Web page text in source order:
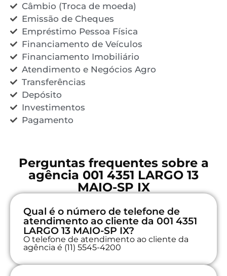
Câmbio (Troca de moeda)
Emissão de Cheques
Empréstimo Pessoa Física
Financiamento de Veículos
Financiamento Imobiliário
Atendimento e Negócios Agro
Transferências
Depósito
Investimentos
Pagamento
Perguntas frequentes sobre a
agência 001 4351 LARGO 13
MAIO-SP IX
Qual é o número de telefone de
atendimento ao cliente da 001 4351
LARGO 13 MAIO-SP IX?
O telefone de atendimento ao cliente da
agência é (11) 5545-4200